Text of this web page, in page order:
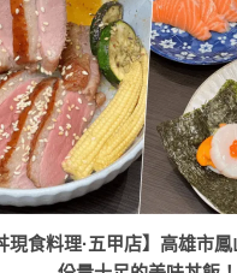
現食料理·五甲店】高雄市